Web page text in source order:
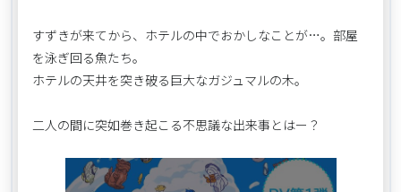
すずきが来てから、ホテルの中でおかしなことが…。部屋
を泳ぎ回る魚たち。
ホテルの天井を突き破る巨大なガジュマルの木。
二人の間に突如巻き起こる不思議な出来事とはー？